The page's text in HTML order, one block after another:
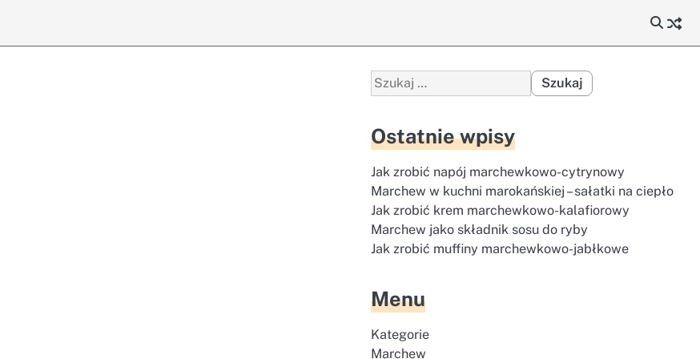
Szukaj:
Ostatnie wpisy
Jak zrobić napój marchewkowo-cytrynowy
Marchew w kuchni marokańskiej – sałatki na ciepło
Jak zrobić krem marchewkowo-kalafiorowy
Marchew jako składnik sosu do ryby
Jak zrobić muffiny marchewkowo-jabłkowe
Menu
Kategorie
Marchew